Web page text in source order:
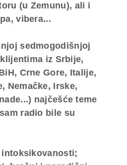
(u Zemunu), ali i
vibera...
sedmogodišnjoj
iz Srbije,
Crne Gore, Italije,
Nemačke, Irske,
najčešće teme
radio bile su
intoksikovanosti;